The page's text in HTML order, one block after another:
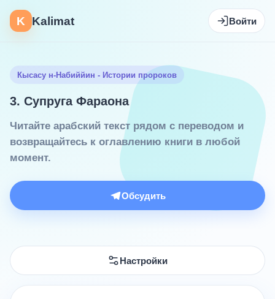
K Kalimat Войти
Кысасу н-Набиййин - Истории пророков
3. Супруга Фараона
Читайте арабский текст рядом с переводом и
возвращайтесь к оглавлению книги в любой
момент.
Обсудить
Настройки